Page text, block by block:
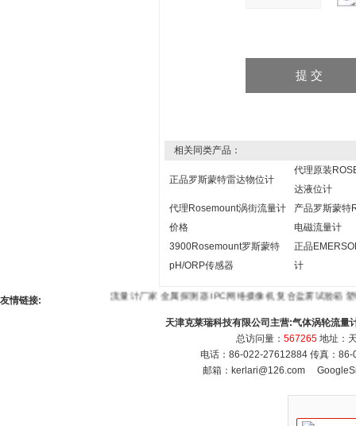
相关同类产品：
正品罗斯蒙特雷达物位计
代理原装
达液位计
代理Rosemount涡街流量计
价格
产品罗斯蒙特
电磁流量计
3900Rosemount罗斯蒙特
pH/ORP传感器
正品
计
友情链接: 流量计厂家金属探测器IPC网络摄像机复合盐雾试验箱塑
天津克莱瑞科技有限公司主营:气体涡轮流量
总访问量： 567265 地址：
电话：86-022-27612884 传真：
邮箱： kerlari@126.com